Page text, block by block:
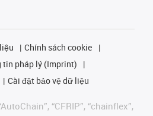
Chính sách cookie
tin pháp lý (Imprint)
Cài đặt bảo vệ dữ liệu
“CFRIP”, “chainflex”,